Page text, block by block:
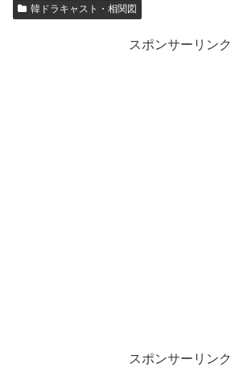
韓ドラキャスト・相関図
スポンサーリンク
スポンサーリンク